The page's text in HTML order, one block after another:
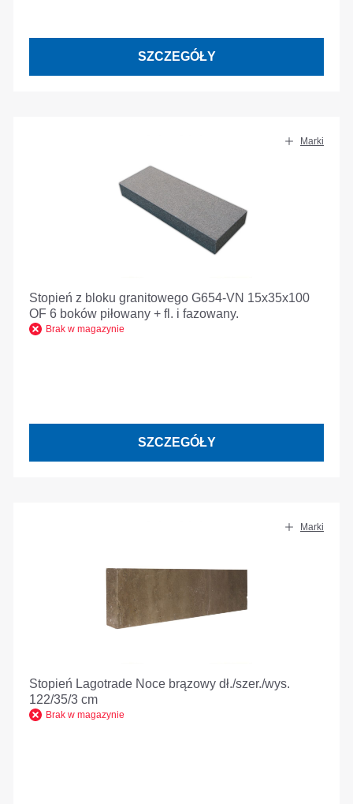
SZCZEGÓŁY
Marki
Stopień z bloku granitowego G654-VN 15x35x100
OF 6 boków piłowany + fl. i fazowany.
Brak w magazynie
SZCZEGÓŁY
Marki
Stopień Lagotrade Noce brązowy dł./szer./wys.
122/35/3 cm
Brak w magazynie